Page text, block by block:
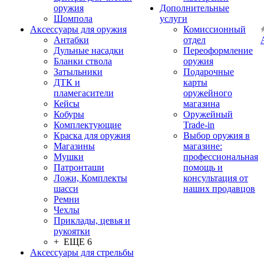
оружия
Шомпола
Аксессуары для оружия
Антабки
Дульные насадки
Бланки ствола
Затыльники
ДТК и
пламегасители
Кейсы
Кобуры
Комплектующие
Краска для оружия
Магазины
Мушки
Патронташи
Ложи, Комплекты
шасси
Ремни
Чехлы
Приклады, цевья и
рукоятки
+ ЕЩЕ 6
Аксессуары для стрельбы
Дополнительные
услуги
Комиссионный
отдел
Переоформление
оружия
Подарочные
карты
оружейного
магазина
Оружейный
Trade-in
Выбор оружия в
магазине:
профессиональная
помощь и
консультация от
наших продавцов